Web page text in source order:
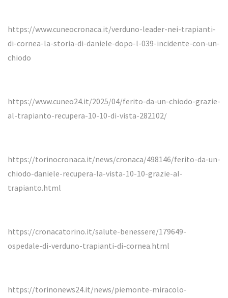
https://www.cuneocronaca.it/verduno-leader-nei-trapianti-
di-cornea-la-storia-di-daniele-dopo-l-039-incidente-con-un-
chiodo
https://www.cuneo24.it/2025/04/ferito-da-un-chiodo-grazie-
al-trapianto-recupera-10-10-di-vista-282102/
https://torinocronaca.it/news/cronaca/498146/ferito-da-un-
chiodo-daniele-recupera-la-vista-10-10-grazie-al-
trapianto.html
https://cronacatorino.it/salute-benessere/179649-
ospedale-di-verduno-trapianti-di-cornea.html
https://torinonews24.it/news/piemonte-miracolo-